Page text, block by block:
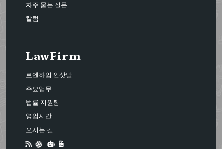
자주 묻는 질문
칼럼
LawFirm
로엔하임 인삿말
주요업무
법률 지원팀
영업시간
오시는 길